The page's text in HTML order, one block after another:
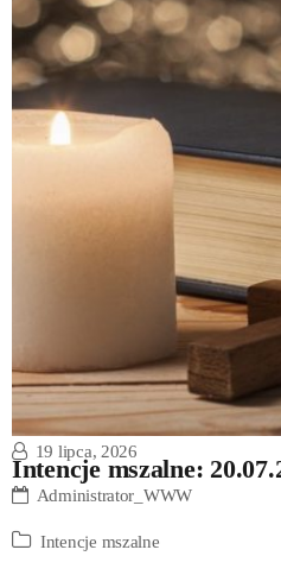
Intencje mszalne:
19 lipca, 2026
Administrator_WWW
Intencje mszalne